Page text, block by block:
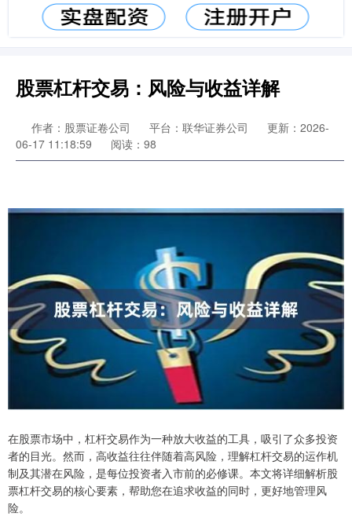
股票杠杆交易：风险与收益详解
作者：股票证卷公司 平台：联华证券公司
更新：2026-
06-17 11:18:59
阅读：98
在股票市场中，杠杆交易作为一种放大收益的工具，吸引了众多投资
者的目光。然而，高收益往往伴随着高风险，理解杠杆交易的运作机
制及其潜在风险，是每位投资者入市前的必修课。本文将详细解析股
票杠杆交易的核心要素，帮助您在追求收益的同时，更好地管理风
险。